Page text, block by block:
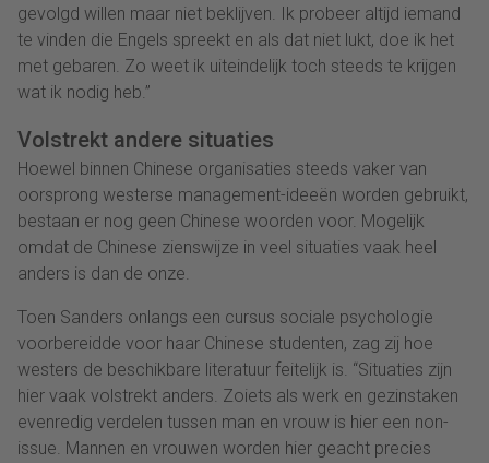
gevolgd willen maar niet beklijven. Ik probeer altijd iemand
te vinden die Engels spreekt en als dat niet lukt, doe ik het
met gebaren. Zo weet ik uiteindelijk toch steeds te krijgen
wat ik nodig heb.”
Volstrekt andere situaties
Hoewel binnen Chinese organisaties steeds vaker van
oorsprong westerse management-ideeën worden gebruikt,
bestaan er nog geen Chinese woorden voor. Mogelijk
omdat de Chinese zienswijze in veel situaties vaak heel
anders is dan de onze.
Toen Sanders onlangs een cursus sociale psychologie
voorbereidde voor haar Chinese studenten, zag zij hoe
westers de beschikbare literatuur feitelijk is. “Situaties zijn
hier vaak volstrekt anders. Zoiets als werk en gezinstaken
evenredig verdelen tussen man en vrouw is hier een non-
issue. Mannen en vrouwen worden hier geacht precies